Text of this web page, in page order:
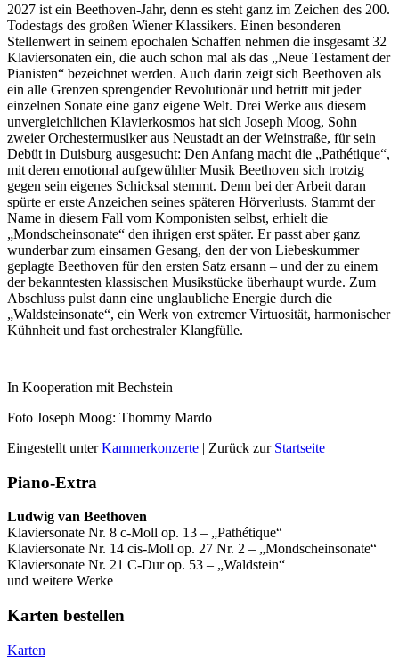
2027 ist ein Beethoven-Jahr, denn es steht ganz im Zeichen des 200.
Todestags des großen Wiener Klassikers. Einen besonderen
Stellenwert in seinem epochalen Schaffen nehmen die insgesamt 32
Klaviersonaten ein, die auch schon mal als das „Neue Testament der
Pianisten“ bezeichnet werden. Auch darin zeigt sich Beethoven als
ein alle Grenzen sprengender Revolutionär und betritt mit jeder
einzelnen Sonate eine ganz eigene Welt. Drei Werke aus diesem
unvergleichlichen Klavierkosmos hat sich Joseph Moog, Sohn
zweier Orchestermusiker aus Neustadt an der Weinstraße, für sein
Debüt in Duisburg ausgesucht: Den Anfang macht die „Pathétique“,
mit deren emotional aufgewühlter Musik Beethoven sich trotzig
gegen sein eigenes Schicksal stemmt. Denn bei der Arbeit daran
spürte er erste Anzeichen seines späteren Hörverlusts. Stammt der
Name in diesem Fall vom Komponisten selbst, erhielt die
„Mondscheinsonate“ den ihrigen erst später. Er passt aber ganz
wunderbar zum einsamen Gesang, den der von Liebeskummer
geplagte Beethoven für den ersten Satz ersann – und der zu einem
der bekanntesten klassischen Musikstücke überhaupt wurde. Zum
Abschluss pulst dann eine unglaubliche Energie durch die
„Waldsteinsonate“, ein Werk von extremer Virtuosität, harmonischer
Kühnheit und fast orchestraler Klangfülle.
In Kooperation mit Bechstein
Foto Joseph Moog: Thommy Mardo
Eingestellt unterKammerkonzerte | Zurück zur Startseite
Piano-Extra
Ludwig van Beethoven
Klaviersonate Nr. 8 c-Moll op. 13 – „Pathétique“
Klaviersonate Nr. 14 cis-Moll op. 27 Nr. 2 – „Mond­schein­sonate“
Klaviersonate Nr. 21 C-Dur op. 53 – „Waldstein“
und weitere Werke
Karten bestellen
Karten